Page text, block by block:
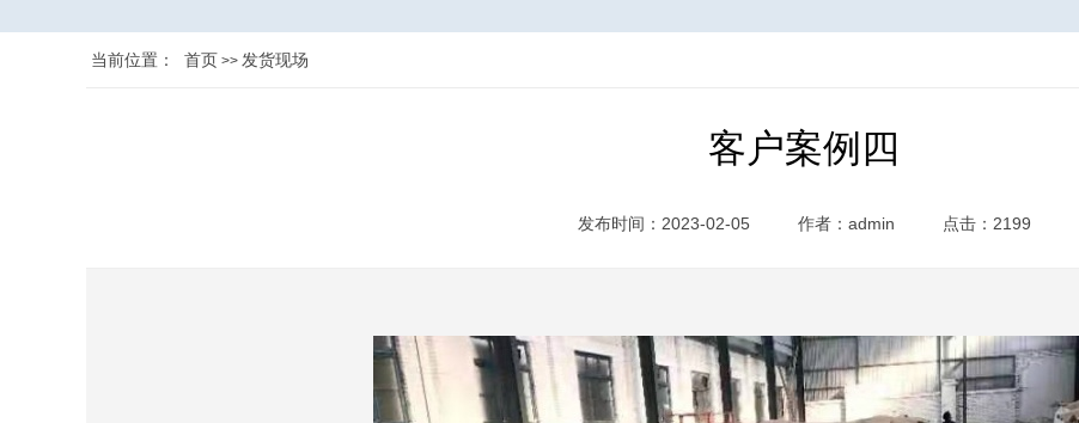
当前位置： 首页 >> 发货现场
客户案例四
发布时间：2023-02-05 作者：admin 点击：2199